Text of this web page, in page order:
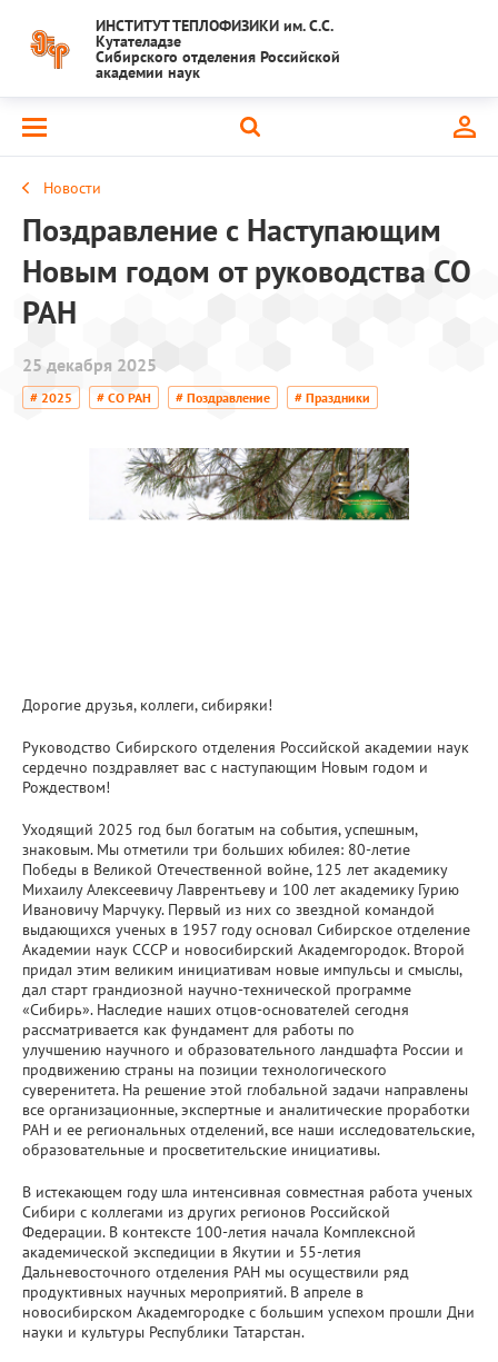
ИНСТИТУТ ТЕПЛОФИЗИКИ им. С.С.
Кутателадзе
Сибирского отделения Российской
академии наук
Новости
Поздравление с Наступающим
Новым годом от руководства СО
РАН
25 декабря 2025
# 2025 # СО РАН # Поздравление # Праздники
Дорогие друзья, коллеги, сибиряки!
Руководство Сибирского отделения Российской академии наук
сердечно поздравляет вас с наступающим Новым годом и
Рождеством!
Уходящий 2025 год был богатым на события, успешным,
знаковым. Мы отметили три больших юбилея: 80-летие
Победы в Великой Отечественной войне, 125 лет академику
Михаилу Алексеевичу Лаврентьеву и 100 лет академику Гурию
Ивановичу Марчуку. Первый из них со звездной командой
выдающихся ученых в 1957 году основал Сибирское отделение
Академии наук СССР и новосибирский Академгородок. Второй
придал этим великим инициативам новые импульсы и смыслы,
дал старт грандиозной научно-технической программе
«Сибирь». Наследие наших отцов-основателей сегодня
рассматривается как фундамент для работы по
улучшению научного и образовательного ландшафта России и
продвижению страны на позиции технологического
суверенитета. На решение этой глобальной задачи направлены
все организационные, экспертные и аналитические проработки
РАН и ее региональных отделений, все наши исследовательские,
образовательные и просветительские инициативы.
В истекающем году шла интенсивная совместная работа ученых
Сибири с коллегами из других регионов Российской
Федерации. В контексте 100-летия начала Комплексной
академической экспедиции в Якутии и 55-летия
Дальневосточного отделения РАН мы осуществили ряд
продуктивных научных мероприятий. В апреле в
новосибирском Академгородке с большим успехом прошли Дни
науки и культуры Республики Татарстан.